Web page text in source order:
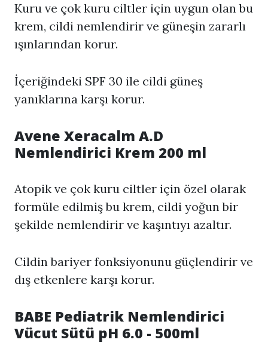
Kuru ve çok kuru ciltler için uygun olan bu
krem, cildi nemlendirir ve güneşin zararlı
ışınlarından korur.
İçeriğindeki SPF 30 ile cildi güneş
yanıklarına karşı korur.
Avene Xeracalm A.D
Nemlendirici Krem 200 ml
Atopik ve çok kuru ciltler için özel olarak
formüle edilmiş bu krem, cildi yoğun bir
şekilde nemlendirir ve kaşıntıyı azaltır.
Cildin bariyer fonksiyonunu güçlendirir ve
dış etkenlere karşı korur.
BABE Pediatrik Nemlendirici
Vücut Sütü pH 6.0 - 500ml